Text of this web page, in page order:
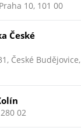
10, 101 00
České
České Budějovice,
02